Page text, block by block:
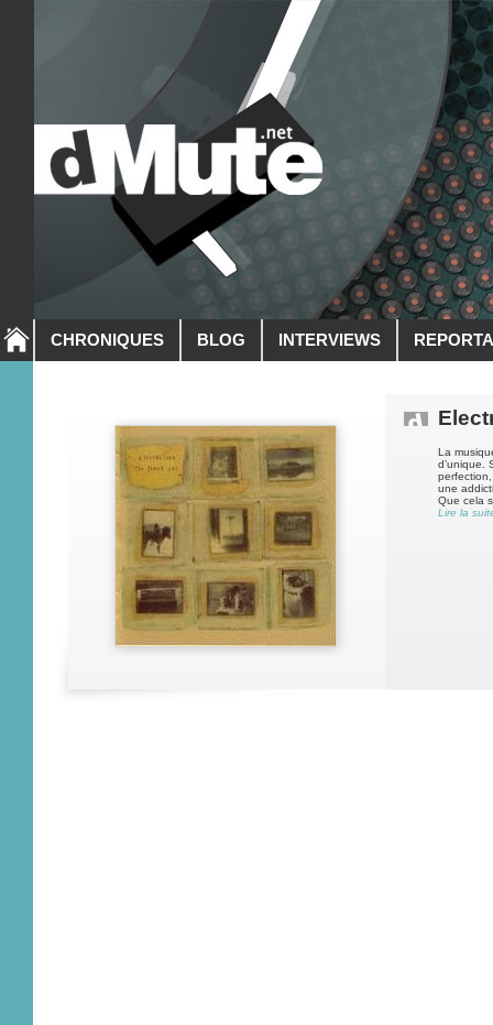
CHRONIQUES BLOG INTERVIEWS
La
d’unique.
une
Que cela
Lire la